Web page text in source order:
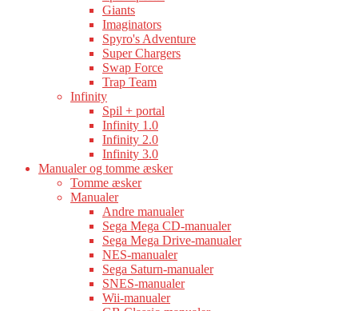
Giants
Imaginators
Spyro's Adventure
Super Chargers
Swap Force
Trap Team
Infinity
Spil + portal
Infinity 1.0
Infinity 2.0
Infinity 3.0
Manualer og tomme æsker
Tomme æsker
Manualer
Andre manualer
Sega Mega CD-manualer
Sega Mega Drive-manualer
NES-manualer
Sega Saturn-manualer
SNES-manualer
Wii-manualer